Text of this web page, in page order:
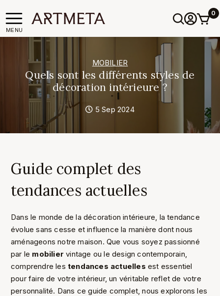
MENU
0
MOBILIER
Quels sont les différents styles de
décoration intérieure ?
5 Sep 2024
Guide complet des
tendances actuelles
Dans le monde de la décoration intérieure, la tendance
évolue sans cesse et influence la manière dont nous
aménageons notre maison. Que vous soyez passionné
par le mobilier vintage ou le design contemporain,
comprendre les tendances actuelles est essentiel
pour faire de votre intérieur, un véritable reflet de votre
personnalité. Dans ce guide complet, nous explorons les